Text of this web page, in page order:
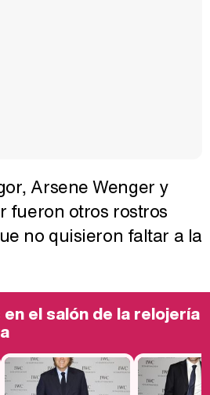
Arsene Wenger y
fueron otros rostros
no quisieron faltar a la
el salón de la relojería